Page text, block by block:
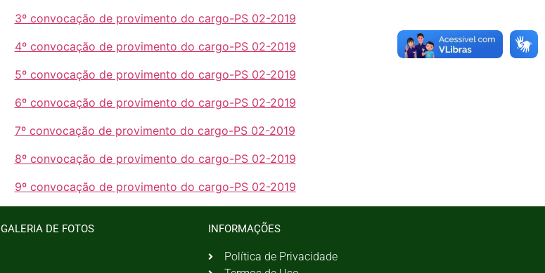
3º convocação de provimento do cargo-PS 02-2019
4º convocação de provimento do cargo-PS 02-2019
5º convocação de provimento do cargo-PS 02-2019
6º convocação de provimento do cargo-PS 02-2019
7º convocação de provimento do cargo-PS 02-2019
8º convocação de provimento do cargo-PS 02-2019
9º convocação de provimento do cargo-PS 02-2019
GALERIA DE FOTOS INFORMAÇÕES
Política de Privacidade